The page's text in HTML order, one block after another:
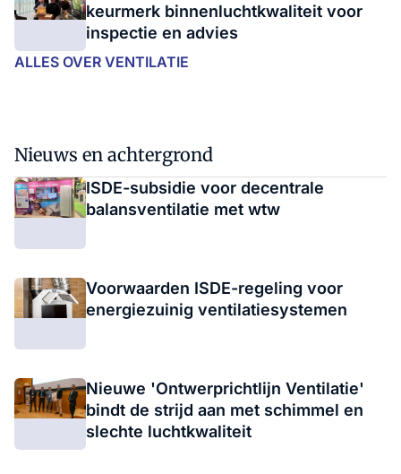
keurmerk binnenluchtkwaliteit voor
inspectie en advies
ALLES OVER VENTILATIE
Nieuws en achtergrond
ISDE-subsidie voor decentrale
balansventilatie met wtw
Voorwaarden ISDE-regeling voor
energiezuinig ventilatiesystemen
Nieuwe 'Ontwerprichtlijn Ventilatie'
bindt de strijd aan met schimmel en
slechte luchtkwaliteit